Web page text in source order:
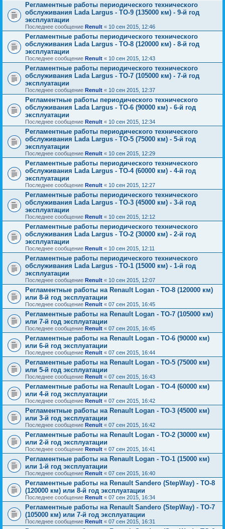
Регламентные работы периодического технического
обслуживания Lada Largus - ТО-9 (135000 км) - 9-й год
эксплуатации
Последнее сообщение Renult « 10 сен 2015, 12:46
Регламентные работы периодического технического
обслуживания Lada Largus - ТО-8 (120000 км) - 8-й год
эксплуатации
Последнее сообщение Renult « 10 сен 2015, 12:43
Регламентные работы периодического технического
обслуживания Lada Largus - ТО-7 (105000 км) - 7-й год
эксплуатации
Последнее сообщение Renult « 10 сен 2015, 12:37
Регламентные работы периодического технического
обслуживания Lada Largus - ТО-6 (90000 км) - 6-й год
эксплуатации
Последнее сообщение Renult « 10 сен 2015, 12:34
Регламентные работы периодического технического
обслуживания Lada Largus - ТО-5 (75000 км) - 5-й год
эксплуатации
Последнее сообщение Renult « 10 сен 2015, 12:29
Регламентные работы периодического технического
обслуживания Lada Largus - ТО-4 (60000 км) - 4-й год
эксплуатации
Последнее сообщение Renult « 10 сен 2015, 12:27
Регламентные работы периодического технического
обслуживания Lada Largus - ТО-3 (45000 км) - 3-й год
эксплуатации
Последнее сообщение Renult « 10 сен 2015, 12:12
Регламентные работы периодического технического
обслуживания Lada Largus - ТО-2 (30000 км) - 2-й год
эксплуатации
Последнее сообщение Renult « 10 сен 2015, 12:11
Регламентные работы периодического технического
обслуживания Lada Largus - ТО-1 (15000 км) - 1-й год
эксплуатации
Последнее сообщение Renult « 10 сен 2015, 12:07
Регламентные работы на Renault Logan - ТО-8 (120000 км)
или 8-й год эксплуатации
Последнее сообщение Renult « 07 сен 2015, 16:45
Регламентные работы на Renault Logan - ТО-7 (105000 км)
или 7-й год эксплуатации
Последнее сообщение Renult « 07 сен 2015, 16:45
Регламентные работы на Renault Logan - ТО-6 (90000 км)
или 6-й год эксплуатации
Последнее сообщение Renult « 07 сен 2015, 16:44
Регламентные работы на Renault Logan - ТО-5 (75000 км)
или 5-й год эксплуатации
Последнее сообщение Renult « 07 сен 2015, 16:43
Регламентные работы на Renault Logan - ТО-4 (60000 км)
или 4-й год эксплуатации
Последнее сообщение Renult « 07 сен 2015, 16:42
Регламентные работы на Renault Logan - ТО-3 (45000 км)
или 3-й год эксплуатации
Последнее сообщение Renult « 07 сен 2015, 16:42
Регламентные работы на Renault Logan - ТО-2 (30000 км)
или 2-й год эксплуатации
Последнее сообщение Renult « 07 сен 2015, 16:41
Регламентные работы на Renault Logan - ТО-1 (15000 км)
или 1-й год эксплуатации
Последнее сообщение Renult « 07 сен 2015, 16:40
Регламентные работы на Renault Sandero (StepWay) - ТО-8
(120000 км) или 8-й год эксплуатации
Последнее сообщение Renult « 07 сен 2015, 16:34
Регламентные работы на Renault Sandero (StepWay) - ТО-7
(105000 км) или 7-й год эксплуатации
Последнее сообщение Renult « 07 сен 2015, 16:31